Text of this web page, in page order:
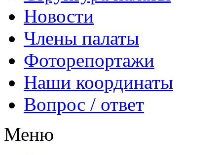
Новости
Члены палаты
Фоторепортажи
Наши координаты
Вопрос / ответ
Меню